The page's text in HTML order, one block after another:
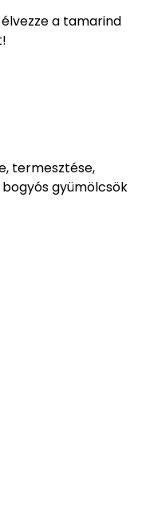
a tamarind
termesztése,
gyümölcsök